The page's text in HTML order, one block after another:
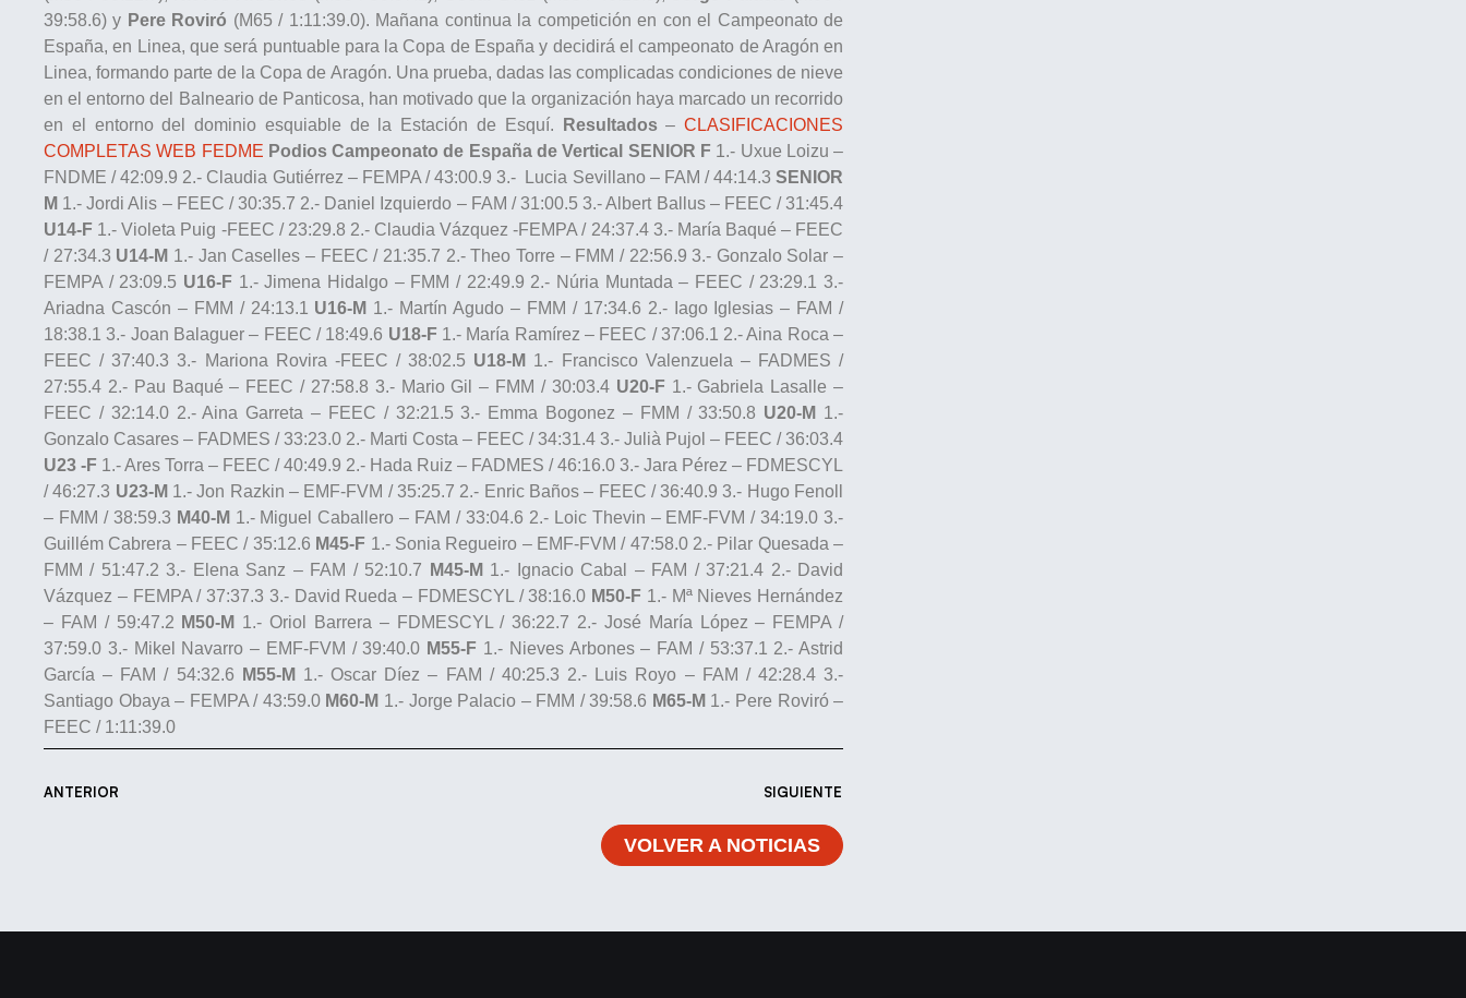
39:58.6) y Pere Roviró (M65 / 1:11:39.0). Mañana continua la competición en con el Campeonato de
España, en Linea, que será puntuable para la Copa de España y decidirá el campeonato de Aragón en
Linea, formando parte de la Copa de Aragón. Una prueba, dadas las complicadas condiciones de nieve
en el entorno del Balneario de Panticosa, han motivado que la organización haya marcado un recorrido
en el entorno del dominio esquiable de la Estación de Esquí.
Resultados–CLASIFICACIONES
COMPLETAS WEB FEDME Podios Campeonato de España de Vertical SENIOR F 1.- Uxue Loizu –
FNDME / 42:09.9 2.- Claudia Gutiérrez – FEMPA / 43:00.9 3.- Lucia Sevillano – FAM / 44:14.3SENIOR
M 1.- Jordi Alis – FEEC / 30:35.7 2.- Daniel Izquierdo – FAM / 31:00.5 3.- Albert Ballus – FEEC / 31:45.4
U14-F 1.- Violeta Puig -FEEC / 23:29.8 2.- Claudia Vázquez -FEMPA / 24:37.4 3.- María Baqué – FEEC
/ 27:34.3 U14-M 1.- Jan Caselles – FEEC / 21:35.7 2.- Theo Torre – FMM / 22:56.9 3.- Gonzalo Solar –
FEMPA / 23:09.5 U16-F 1.- Jimena Hidalgo – FMM / 22:49.9 2.- Núria Muntada – FEEC / 23:29.1 3.-
Ariadna Cascón – FMM / 24:13.1 U16-M 1.- Martín Agudo – FMM / 17:34.6 2.- Iago Iglesias – FAM /
18:38.1 3.- Joan Balaguer – FEEC / 18:49.6 U18-F 1.- María Ramírez – FEEC / 37:06.1 2.- Aina Roca –
FEEC / 37:40.3 3.- Mariona Rovira -FEEC / 38:02.5 U18-M 1.- Francisco Valenzuela – FADMES /
27:55.4 2.- Pau Baqué – FEEC / 27:58.8 3.- Mario Gil – FMM / 30:03.4 U20-F 1.- Gabriela Lasalle –
FEEC / 32:14.0 2.- Aina Garreta – FEEC / 32:21.5 3.- Emma Bogonez – FMM / 33:50.8 U20-M 1.-
Gonzalo Casares – FADMES / 33:23.0 2.- Marti Costa – FEEC / 34:31.4 3.- Julià Pujol – FEEC / 36:03.4
U23 -F 1.- Ares Torra – FEEC / 40:49.9 2.- Hada Ruiz – FADMES / 46:16.0 3.- Jara Pérez – FDMESCYL
/ 46:27.3 U23-M 1.- Jon Razkin – EMF-FVM / 35:25.7 2.- Enric Baños – FEEC / 36:40.9 3.- Hugo Fenoll
– FMM / 38:59.3 M40-M 1.- Miguel Caballero – FAM / 33:04.6 2.- Loic Thevin – EMF-FVM / 34:19.0 3.-
Guillém Cabrera – FEEC / 35:12.6 M45-F 1.- Sonia Regueiro – EMF-FVM / 47:58.0 2.- Pilar Quesada –
FMM / 51:47.2 3.- Elena Sanz – FAM / 52:10.7
M45-M 1.- Ignacio Cabal – FAM / 37:21.4 2.- David
Vázquez – FEMPA / 37:37.3 3.- David Rueda – FDMESCYL / 38:16.0 M50-F 1.- Mª Nieves Hernández
– FAM / 59:47.2 M50-M 1.- Oriol Barrera – FDMESCYL / 36:22.7 2.- José María López – FEMPA /
37:59.0 3.- Mikel Navarro – EMF-FVM / 39:40.0 M55-F 1.- Nieves Arbones – FAM / 53:37.1 2.- Astrid
García – FAM / 54:32.6
M55-M 1.- Oscar Díez – FAM / 40:25.3 2.- Luis Royo – FAM / 42:28.4 3.-
Santiago Obaya – FEMPA / 43:59.0 M60-M 1.- Jorge Palacio – FMM / 39:58.6 M65-M 1.- Pere Roviró –
FEEC / 1:11:39.0
ANTERIOR SIGUIENTE
VOLVER A NOTICIAS